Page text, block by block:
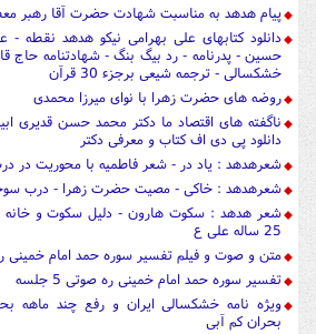
پیام هدهد به مناسبت شهادت حضرت آقا رهبر
دانلود کتابهای علی بهرامی نیکو هدهد نقطه -
حسین - پدرنامه - رد بیگ بنگ - شهادتنامه حاج
خشکسالی - ترجمه شیعی برجزء 30 قرآن
روضه های حضرت زهرا با نوای میرزا محمدی
ناگفته های اقتصاد ما دکتر محمد حسن قدیری
دانلود پی دی اف کتاب و معرفی دکتر
شعرهدهد : یاد در - شعر فاطمیه با محوریت در
شعرهدهد : خاکی - مصیت حضرت زهرا - درب
شعر هدهد : سکوت هارون - دلیل سکوت و خانه
25 ساله علی ع
متن و صوت و فیلم تفسیر سوره حمد امام خمینی ره در 5
تفسیر سوره حمد امام خمینی ره صوتی 5 جلسه
ویژه نامه خشکسالی ایران و رفع چند ماهه
بحران کم آبی